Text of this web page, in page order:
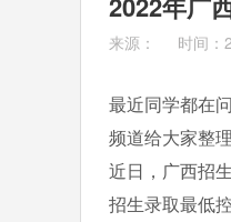
来源： 时间：
最近同学都在
频道给大家整
近日，广西招
招生录取最低